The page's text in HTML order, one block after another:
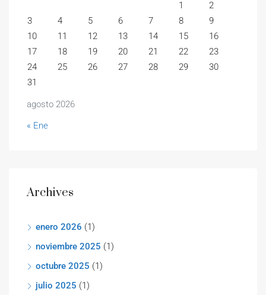
agosto 2026
1
2
3
4 5 6 7 8
9
10
11 12 13 14 15
16
17
18 19 20 21 22
23
24
25 26 27 28 29
30
31
« Ene
Archives
enero 2026 (1)
noviembre 2025 (1)
octubre 2025 (1)
julio 2025 (1)